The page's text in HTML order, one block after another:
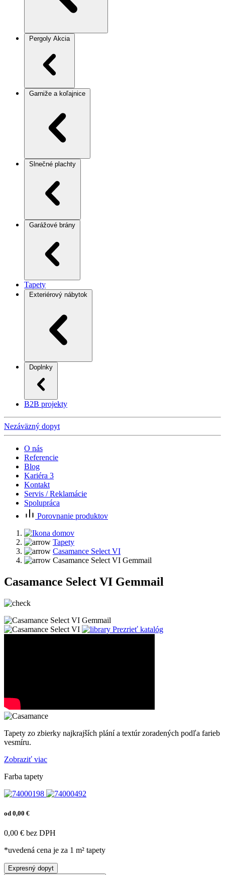
Pergoly Akcia
Garniže a koľajnice
Slnečné plachty
Garážové brány
Tapety
Exteriérový nábytok
Doplnky
B2B projekty
Nezáväzný dopyt
O nás
Referencie
Blog
Kariéra 3
Kontakt
Servis / Reklamácie
Spolupráca
Porovnanie produktov
Tapety
Casamance Select VI
Casamance Select VI Gemmail
Casamance Select VI Gemmail
Prezrieť katalóg
Tapety zo zbierky najkrajších plání a textúr zoradených podľa farieb
vesmíru.
Zobraziť viac
Farba tapety
od 0,00 €
0,00 € bez DPH
*uvedená cena je za 1 m² tapety
Expresný dopyt